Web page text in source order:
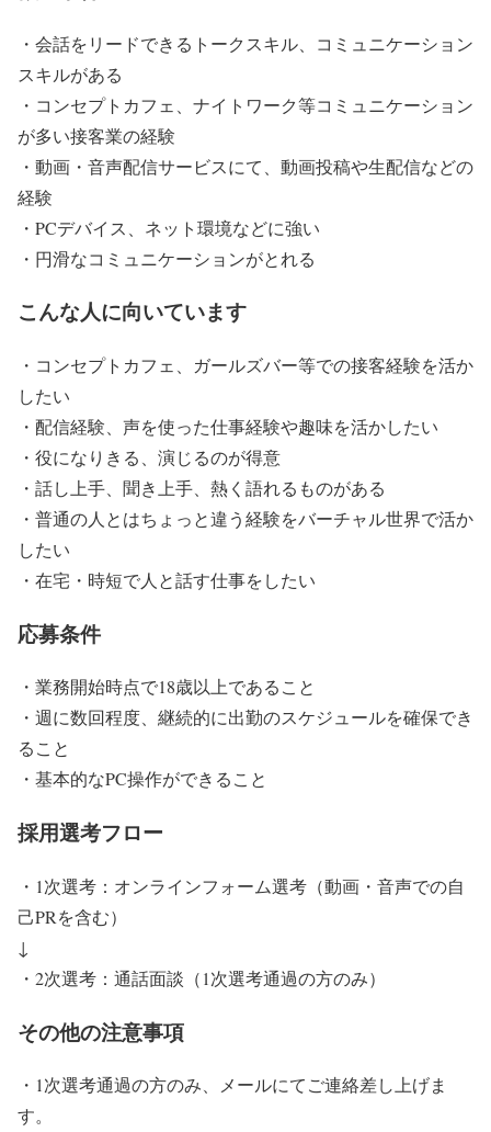
・会話をリードできるトークスキル、コミュニケーション
スキルがある
・コンセプトカフェ、ナイトワーク等コミュニケーション
が多い接客業の経験
・動画・音声配信サービスにて、動画投稿や生配信などの
経験
・PCデバイス、ネット環境などに強い
・円滑なコミュニケーションがとれる
こんな人に向いています
・コンセプトカフェ、ガールズバー等での接客経験を活か
したい
・配信経験、声を使った仕事経験や趣味を活かしたい
・役になりきる、演じるのが得意
・話し上手、聞き上手、熱く語れるものがある
・普通の人とはちょっと違う経験をバーチャル世界で活か
したい
・在宅・時短で人と話す仕事をしたい
応募条件
・業務開始時点で18歳以上であること
・週に数回程度、継続的に出勤のスケジュールを確保でき
ること
・基本的なPC操作ができること
採用選考フロー
・1次選考：オンラインフォーム選考（動画・音声での自
己PRを含む）
↓
・2次選考：通話面談（1次選考通過の方のみ）
その他の注意事項
・1次選考通過の方のみ、メールにてご連絡差し上げま
す。